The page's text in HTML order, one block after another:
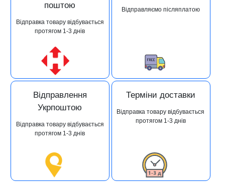
поштою
Відправка товару відбувається
протягом 1-3 днів
Відправляємо післяплатою
Відправлення
Укрпоштою
Відправка товару відбувається
протягом 1-3 днів
Терміни доставки
Відправка товару відбувається
протягом 1-3 днів